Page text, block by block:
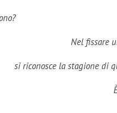
Nel fissare
si riconosce la stagione di